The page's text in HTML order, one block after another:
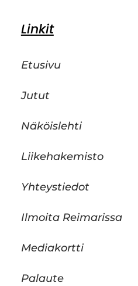
Linkit
Etusivu
Jutut
Näköislehti
Liikehakemisto
Yhteystiedot
Ilmoita Reimarissa
Mediakortti
Palaute